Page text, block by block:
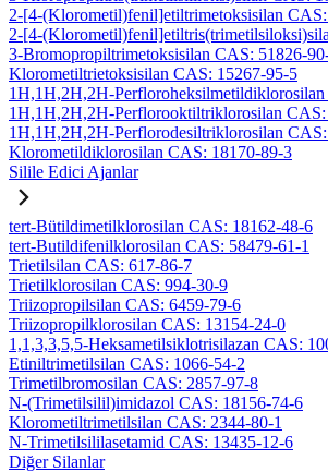
2-[4-(Klorometil)fenil]etiltrimetoksisilan
2-[4-
3-Bromopropiltrimetoksisilan CAS: 51826-
Klorometiltrietoksisilan CAS: 15267-95-5
1H,1H,2H,2H-
1H,1H,2H,2H-Perflorooktiltriklorosilan CAS:
1H,1H,2H,2H-Perflorodesiltriklorosilan
Klorometildiklorosilan CAS: 18170-89-3
Silile Edici Ajanlar
tert-Bütildimetilklorosilan CAS: 18162-48-6
tert-Butildifenilklorosilan CAS: 58479-61-1
Trietilsilan CAS: 617-86-7
Trietilklorosilan CAS: 994-30-9
Triizopropilsilan CAS: 6459-79-6
Triizopropilklorosilan CAS: 13154-24-0
1,1,3,3,5,5-Heksametilsiklotrisilazan CAS:
Etiniltrimetilsilan CAS: 1066-54-2
Trimetilbromosilan CAS: 2857-97-8
N-(Trimetilsilil)imidazol CAS: 18156-74-6
Klorometiltrimetilsilan CAS: 2344-80-1
N-Trimetilsililasetamid CAS: 13435-12-6
Diğer Silanlar